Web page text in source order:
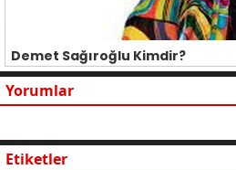
Demet Sağıroğlu Kimdir?
Yorumlar
Etiketler